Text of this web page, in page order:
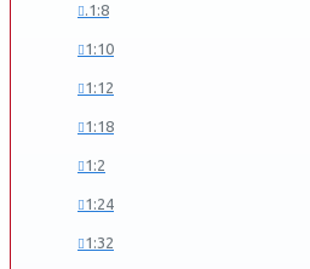
.1:8
1:10
1:12
1:18
1:2
1:24
1:32